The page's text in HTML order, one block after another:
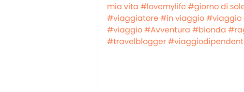
mia vita #lovemylife#giorno di
#viaggiatore#in viaggio#viaggio
#viaggio#Avventura #bionda
#travelblogger